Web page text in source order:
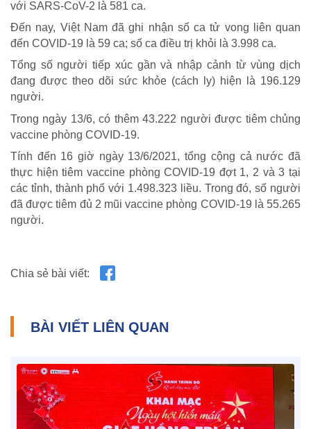
Nối trọn yêu thương VTV1
với SARS-CoV-2 là 581 ca.
Đến nay, Việt Nam đã ghi nhận số ca tử vong liên quan
đến COVID-19 là 59 ca; số ca điều trị khỏi là 3.998 ca.
Tổng số người tiếp xúc gần và nhập cảnh từ vùng dịch
đang được theo dõi sức khỏe (cách ly) hiện là 196.129
người.
Trong ngày 13/6, có thêm 43.222 người được tiêm chủng
vaccine phòng COVID-19.
Tính đến 16 giờ ngày 13/6/2021, tổng cộng cả nước đã
thực hiện tiêm vaccine phòng COVID-19 đợt 1, 2 và 3 tại
các tỉnh, thành phố với 1.498.323 liều. Trong đó, số người
đã được tiêm đủ 2 mũi vaccine phòng COVID-19 là 55.265
người.
Chia sẻ bài viết:
BÀI VIẾT LIÊN QUAN